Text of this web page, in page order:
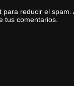
para reducir el spam.
tus comentarios.